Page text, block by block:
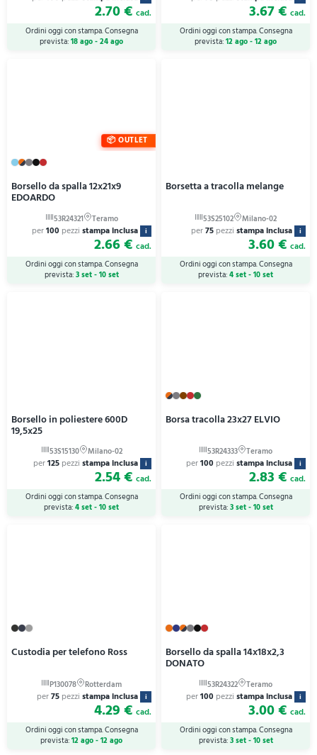
2.70 € cad.
Ordini oggi con stampa. Consegna
prevista:18 ago - 24 ago
3.67 € cad.
Ordini oggi con stampa. Consegna
prevista:12 ago - 12 ago
OUTLET
Borsello da spalla 12x21x9
EDOARDO
per100 pezzi stampa inclusa i
2.66 € cad.
Ordini oggi con stampa. Consegna
prevista:3 set - 10 set
Borsetta a tracolla melange
per75 pezzi stampa inclusa i
3.60 € cad.
Ordini oggi con stampa. Consegna
prevista:4 set - 10 set
Borsello in poliestere 600D
19,5x25
per125 pezzi stampa inclusa i
2.54 € cad.
Ordini oggi con stampa. Consegna
prevista:4 set - 10 set
Borsa tracolla 23x27 ELVIO
per100 pezzi stampa inclusa i
2.83 € cad.
Ordini oggi con stampa. Consegna
prevista:3 set - 10 set
Custodia per telefono Ross
per75 pezzi stampa inclusa i
4.29 € cad.
Ordini oggi con stampa. Consegna
prevista:12 ago - 12 ago
Borsello da spalla 14x18x2,3
DONATO
per100 pezzi stampa inclusa i
3.00 € cad.
Ordini oggi con stampa. Consegna
prevista:3 set - 10 set